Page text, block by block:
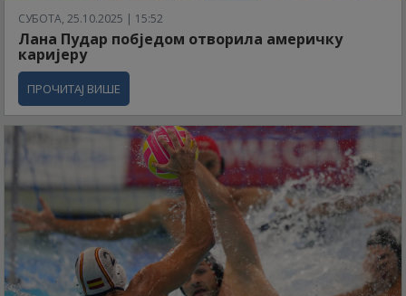
СУБОТА, 25.10.2025 | 15:52
Лана Пудар побједом отворила америчку
каријеру
ПРОЧИТАЈ ВИШЕ